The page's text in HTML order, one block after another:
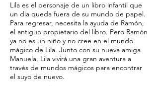
Lila es el personaje de un libro infantil que
un dia queda fuera de su mundo de papel.
Para regresar, necesita la ayuda de Ramón,
el antiguo propietario del libro. Pero Ramón
ya no es un niño y no cree en el mundo
mágico de Lila. Junto con su nueva amiga
Manuela, Lila vivirá una gran aventura a
través de mundos mágicos para encontrar
el suyo de nuevo.